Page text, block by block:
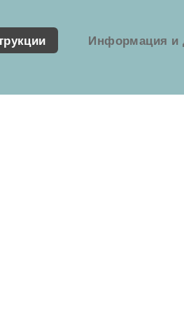
Информация и